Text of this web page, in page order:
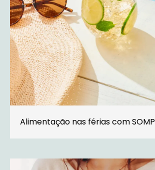
Alimentação nas férias com SOMP